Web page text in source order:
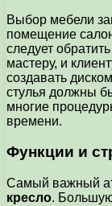
Выбор мебели
помещение
следует
мастеру, и
создавать
стулья должны
многие
времени.
Функции и
Самый важный
кресло.